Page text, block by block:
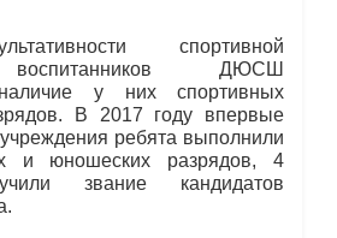
спортивной
воспитанников ДЮСШ
у них спортивных
В 2017 году впервые
ребята выполнили
и юношеских разрядов, 4
звание кандидатов